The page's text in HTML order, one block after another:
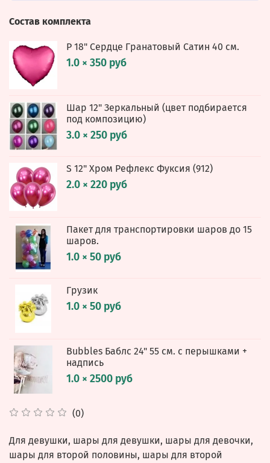
(0)
Состав комплекта
Р 18" Сердце Гранатовый Сатин 40 см.
1.0 × 350 руб
Шар 12" Зеркальный (цвет подбирается
под композицию)
3.0 × 250 руб
S 12" Хром Рефлекс Фуксия (912)
2.0 × 220 руб
Пакет для транспортировки шаров до 15
шаров.
1.0 × 50 руб
Грузик
1.0 × 50 руб
Bubbles Баблс 24" 55 см. с перышками +
надпись
1.0 × 2500 руб
Для девушки, шары для девушки, шары для девочки,
шары для второй половины, шары для второй